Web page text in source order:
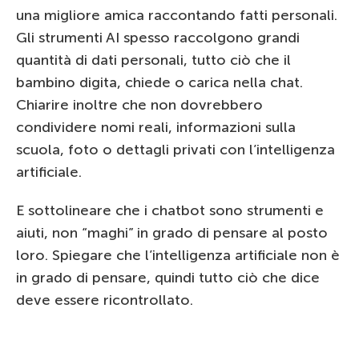
una migliore amica raccontando fatti personali.
Gli strumenti AI spesso raccolgono grandi
quantità di dati personali, tutto ciò che il
bambino digita, chiede o carica nella chat.
Chiarire inoltre che non dovrebbero
condividere nomi reali, informazioni sulla
scuola, foto o dettagli privati con l’intelligenza
artificiale.
E sottolineare che i chatbot sono strumenti e
aiuti, non “maghi” in grado di pensare al posto
loro. Spiegare che l’intelligenza artificiale non è
in grado di pensare, quindi tutto ciò che dice
deve essere ricontrollato.